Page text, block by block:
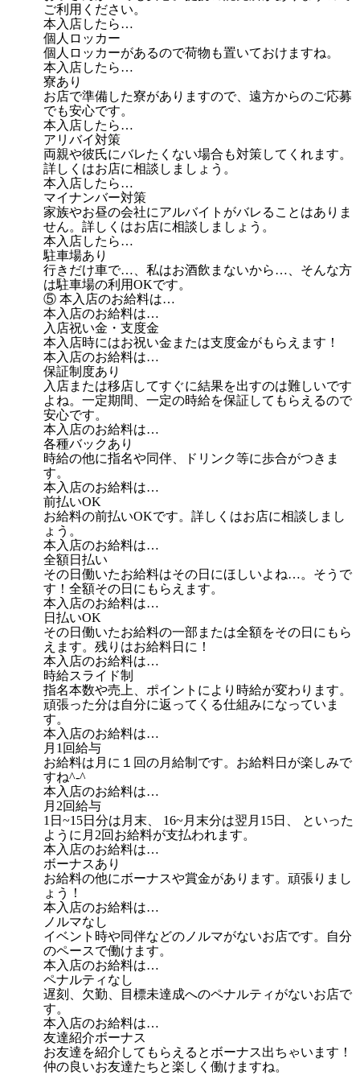
ご利用ください。
本入店したら…
個人ロッカー
個人ロッカーがあるので荷物も置いておけますね。
本入店したら…
寮あり
お店で準備した寮がありますので、遠方からのご応募
でも安心です。
本入店したら…
アリバイ対策
両親や彼氏にバレたくない場合も対策してくれます。
詳しくはお店に相談しましょう。
本入店したら…
マイナンバー対策
家族やお昼の会社にアルバイトがバレることはありま
せん。詳しくはお店に相談しましょう。
本入店したら…
駐車場あり
行きだけ車で…、私はお酒飲まないから…、そんな方
は駐車場の利用OKです。
⑤ 本入店のお給料は…
本入店のお給料は…
入店祝い金・支度金
本入店時にはお祝い金または支度金がもらえます！
本入店のお給料は…
保証制度あり
入店または移店してすぐに結果を出すのは難しいです
よね。一定期間、一定の時給を保証してもらえるので
安心です。
本入店のお給料は…
各種バックあり
時給の他に指名や同伴、ドリンク等に歩合がつきま
す。
本入店のお給料は…
前払いOK
お給料の前払いOKです。詳しくはお店に相談しまし
ょう。
本入店のお給料は…
全額日払い
その日働いたお給料はその日にほしいよね…。そうで
す！全額その日にもらえます。
本入店のお給料は…
日払いOK
その日働いたお給料の一部または全額をその日にもら
えます。残りはお給料日に！
本入店のお給料は…
時給スライド制
指名本数や売上、ポイントにより時給が変わります。
頑張った分は自分に返ってくる仕組みになっていま
す。
本入店のお給料は…
月1回給与
お給料は月に１回の月給制です。お給料日が楽しみで
すね^-^
本入店のお給料は…
月2回給与
1日~15日分は月末、 16~月末分は翌月15日、 といった
ように月2回お給料が支払われます。
本入店のお給料は…
ボーナスあり
お給料の他にボーナスや賞金があります。頑張りまし
ょう！
本入店のお給料は…
ノルマなし
イベント時や同伴などのノルマがないお店です。自分
のペースで働けます。
本入店のお給料は…
ペナルティなし
遅刻、欠勤、目標未達成へのペナルティがないお店で
す。
本入店のお給料は…
友達紹介ボーナス
お友達を紹介してもらえるとボーナス出ちゃいます！
仲の良いお友達たちと楽しく働けますね。